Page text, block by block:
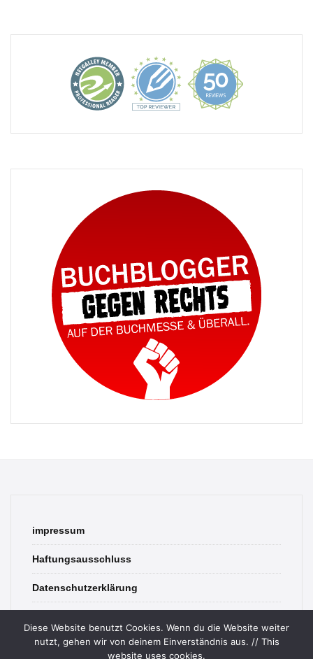
impressum
Haftungsausschluss
Datenschutzerklärung
Diese Website benutzt Cookies. Wenn du die Website weiter
nutzt, gehen wir von deinem Einverständnis aus. // This
website uses cookies.